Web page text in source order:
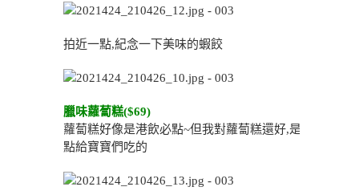
拍近一點,紀念一下美味的蝦餃
臘味蘿蔔糕($69)
蘿蔔糕好像是港飲必點~但我對蘿蔔糕還好,是
點給寶寶們吃的